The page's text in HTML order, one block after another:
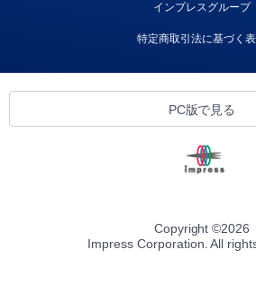
インプレスグループ
特定商取引法に基づく
PC版で見る
Copyright ©2026
Impress Corporation. All